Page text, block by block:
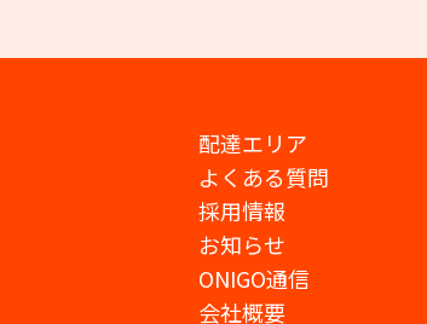
配達エリア
よくある質問
採用情報
お知らせ
ONIGO通信
会社概要